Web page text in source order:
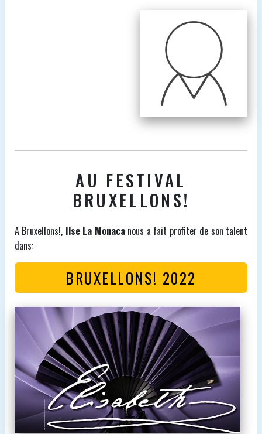
AU FESTIVAL
BRUXELLONS!
A Bruxellons!, Ilse La Monacanous a fait profiter de son talent
dans:
BRUXELLONS! 2022